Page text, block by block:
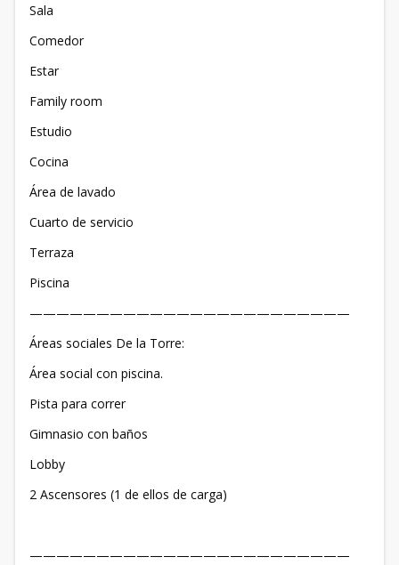
Sala
Comedor
Estar
Family room
Estudio
Cocina
Área de lavado
Cuarto de servicio
Terraza
Piscina
————————————————————————
Áreas sociales De la Torre:
Área social con piscina.
Pista para correr
Gimnasio con baños
Lobby
2 Ascensores (1 de ellos de carga)
————————————————————————